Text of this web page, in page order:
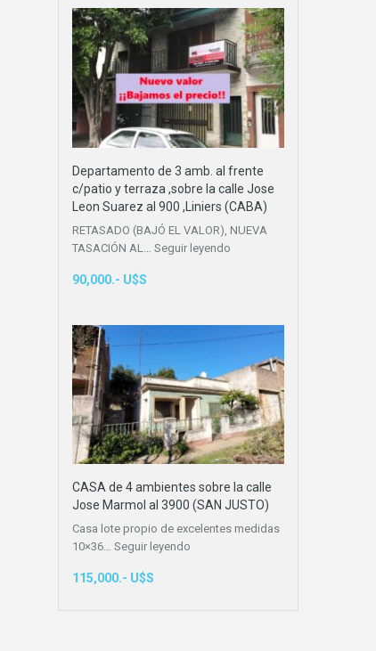
Departamento de 3 amb. al frente
c/patio y terraza ,sobre la calle Jose
Leon Suarez al 900 ,Liniers (CABA)
RETASADO (BAJÓ EL VALOR), NUEVA
TASACIÓN AL… Seguir leyendo
90,000.- U$S
CASA de 4 ambientes sobre la calle
Jose Marmol al 3900 (SAN JUSTO)
Casa lote propio de excelentes medidas
10×36… Seguir leyendo
115,000.- U$S